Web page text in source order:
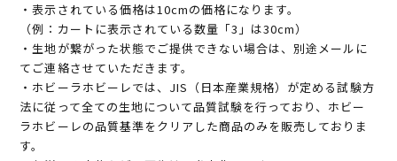
・表示されている価格は10cmの価格になります。
（例：カートに表示されている数量「3」は30cm）
・生地が繋がった状態でご提供できない場合は、別途メールに
てご連絡させていただきます。
・ホビーラホビーレでは、JIS（日本産業規格）が定める試験方
法に従って全ての生地について品質試験を行っており、ホビー
ラホビーレの品質基準をクリアした商品のみを販売しておりま
す。